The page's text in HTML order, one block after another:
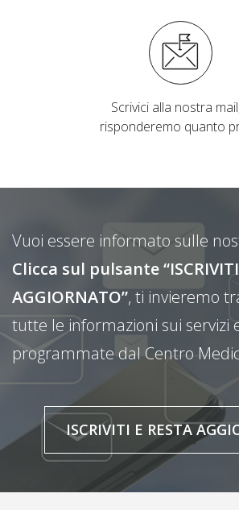
Scrivici alla nostra
risponderemo quanto
Vuoi essere informato sulle
Clicca sul pulsante “ISCRIVITI
AGGIORNATO”, ti invieremo
tutte le informazioni sui servizi
programmate dal Centro
ISCRIVITI E RESTA